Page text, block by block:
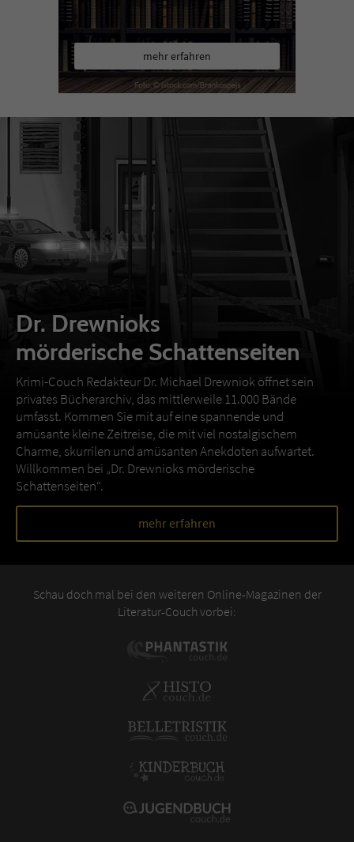
mehr erfahren
Dr. Drewnioks
mörderische Schattenseiten
Krimi-Couch Redakteur Dr. Michael Drewniok öffnet sein
privates Bücherarchiv, das mittlerweile 11.000 Bände
umfasst. Kommen Sie mit auf eine spannende und
amüsante kleine Zeitreise, die mit viel nostalgischem
Charme, skurrilen und amüsanten Anekdoten aufwartet.
Willkommen bei „Dr. Drewnioks mörderische
Schattenseiten“.
mehr erfahren
Schau doch mal bei den weiteren Online-Magazinen der
Literatur-Couch vorbei: